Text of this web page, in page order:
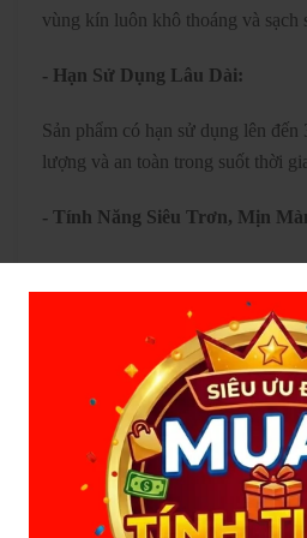
vùng kín luôn khô thoáng và sạch
- Hạn Sử Dụng Lâu Dài:
Sản phẩm có hạn sử dụng lên đến
lượng và an toàn trong suốt thời
- Tính Năng Siêu Trơn, Mịn
tự nhiên cho cơ thể khi quan hệ,